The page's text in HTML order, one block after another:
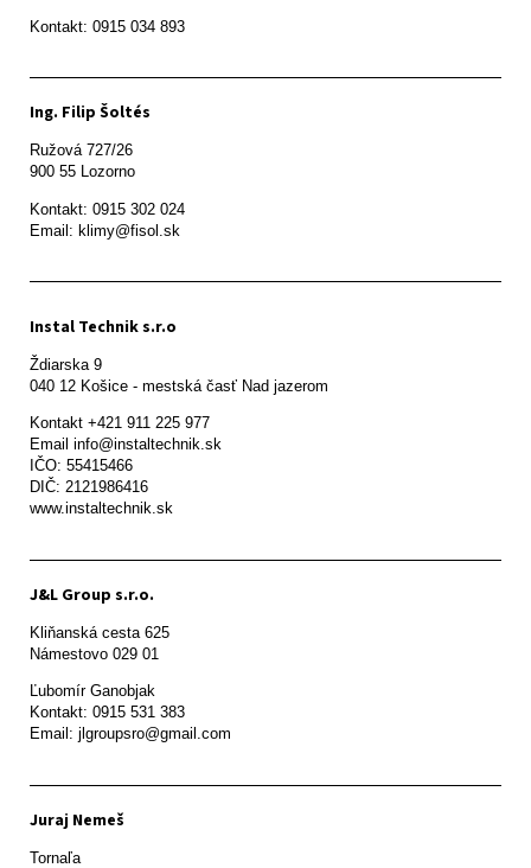
Ing. Filip Šoltés
Ružová 727/26
900 55 Lozorno
Kontakt: 0915 302 024
Email: klimy@fisol.sk
Instal Technik s.r.o
Ždiarska 9
Kontakt +421 911 225 977
Email info@instaltechnik.sk
IČO: 55415466
DIČ: 2121986416
www.instaltechnik.sk
J&L Group s.r.o.
Kliňanská cesta 625
Námestovo 029 01
Ľubomír Ganobjak
Kontakt: 0915 531 383
Email: jlgroupsro@gmail.com
Juraj Nemeš
Tornaľa